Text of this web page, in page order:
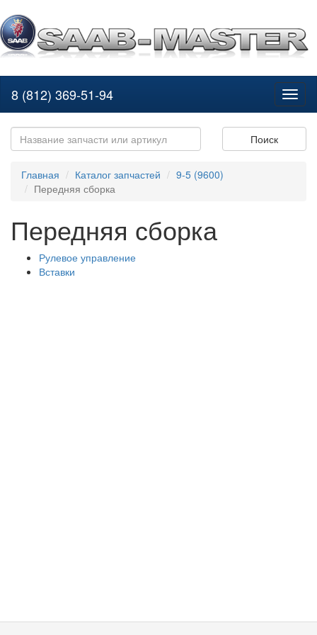
8 (812) 369-51-94
Поиск
Главная Каталог запчастей
9-5 (9600)
Передняя сборка
Передняя сборка
Рулевое управление
Вставки